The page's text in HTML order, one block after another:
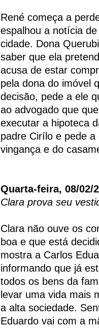
René começa a
espalhou a notícia
cidade. Dona
saber que ela
acusa de estar
pela dona do imóvel
decisão, pede a ele
ao advogado que
executar a hipoteca
padre Cirílo e pede
vingança e do
Quarta-feira, 08/02/
Clara prova seu
Clara não ouve os
boa e que está
mostra a Carlos
informando que já
todos os bens da
levar uma vida mais
a alta sociedade.
Eduardo vai com a